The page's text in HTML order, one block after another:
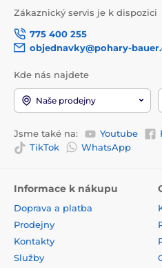
Zákaznický servis je k dispozici
775 400 255
objednavky@pohary-
Kde nás najdete
Naše prodejny
Jsme také na: Youtube
TikTok
WhatsApp
Informace k nákupu
Doprava a platba
Prodejny
Kontakty
Služby